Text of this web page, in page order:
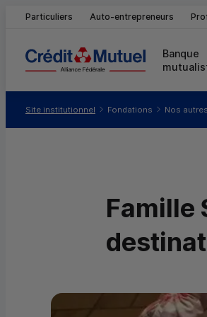
Particuliers Auto-entrepreneurs
Banque
Site institutionnel Fondations Nos
Famille